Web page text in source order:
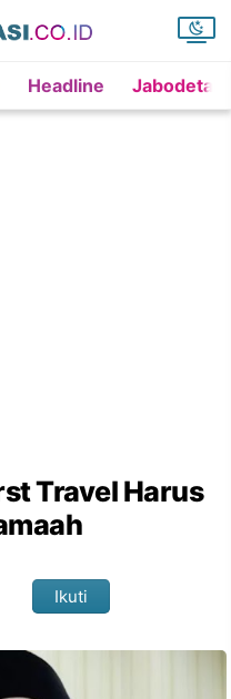
Headline
Travel Harus
Ikuti